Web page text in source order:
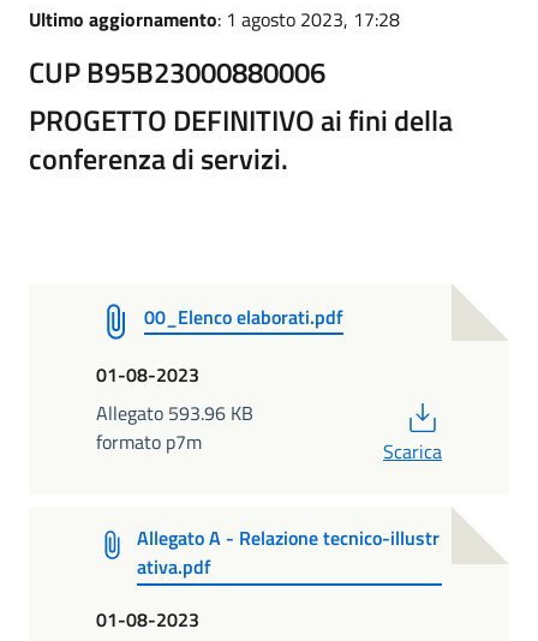
Ultimo aggiornamento: 1 agosto 2023, 17:28
CUP B95B23000880006
PROGETTO DEFINITIVO ai fini della
conferenza di servizi.
00_Elenco elaborati.pdf
01-08-2023
Allegato 593.96 KB
formato p7m
Scarica
Allegato A - Relazione tecnico-illustr
ativa.pdf
01-08-2023